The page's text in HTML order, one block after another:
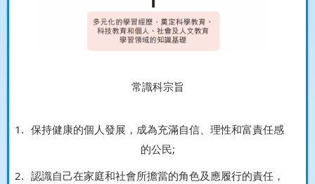
常識科宗旨
保持健康的個人發展，成為充滿自信、理性和富責任感
的公民;
認識自己在家庭和社會所擔當的角色及應履行的責任，